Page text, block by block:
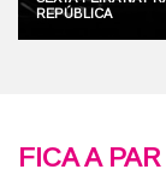
REPÚBLICA
FICA A